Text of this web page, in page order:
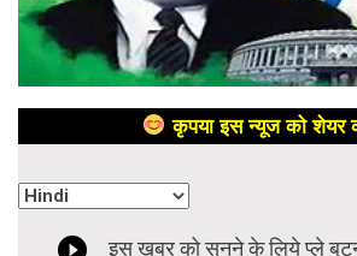
कृपया इस न्यूज को शेयर